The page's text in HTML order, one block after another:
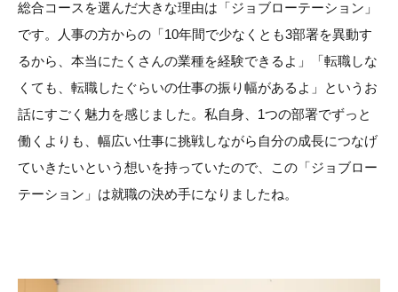
総合コースを選んだ大きな理由は「ジョブローテーション」
です。人事の方からの「10年間で少なくとも3部署を異動す
るから、本当にたくさんの業種を経験できるよ」「転職しな
くても、転職したぐらいの仕事の振り幅があるよ」というお
話にすごく魅力を感じました。私自身、1つの部署でずっと
働くよりも、幅広い仕事に挑戦しながら自分の成長につなげ
ていきたいという想いを持っていたので、この「ジョブロー
テーション」は就職の決め手になりましたね。